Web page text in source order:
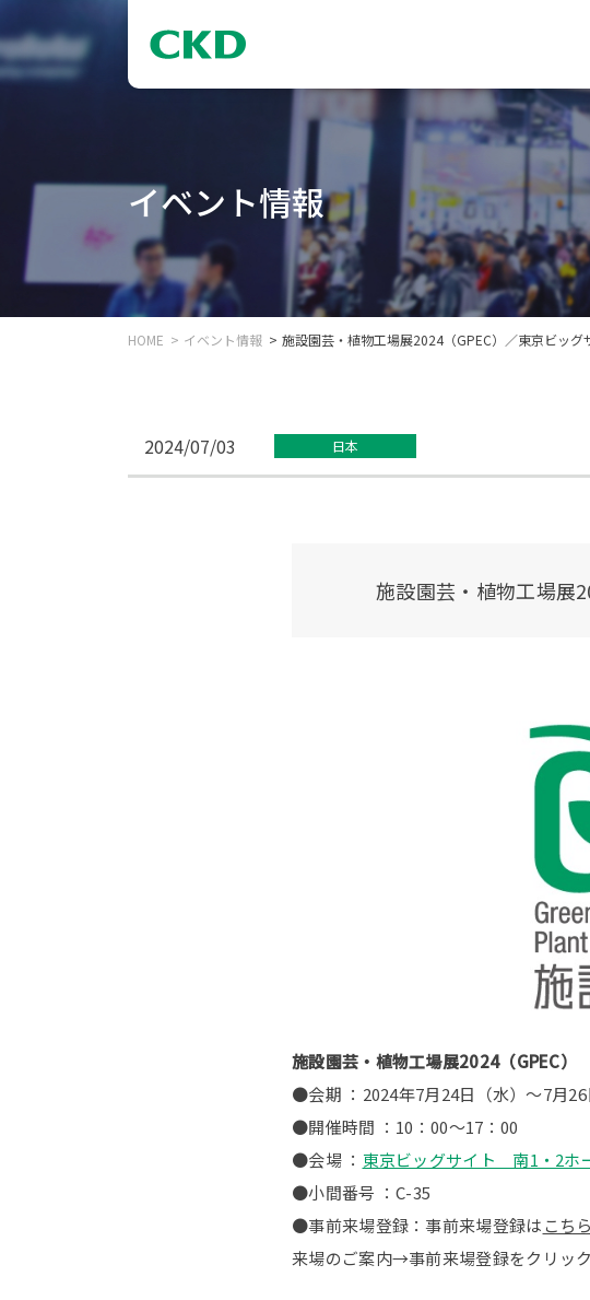
イベント情報
HOME イベント情報 施設園芸・植物工場展2024（GPEC）／東京ビッグ
2024/07/03 日本
施設園芸・植物工場展
施設園芸・植物工場展2024（GPEC）
●会期 ：2024年7月24日（水）～7月26
●開催時間 ：10：00～17：00
●会場 ： 東京ビッグサイト 南1・2ホ
●小間番号 ：C-35
●事前来場登録：事前来場登録は こちら
来場のご案内→事前来場登録をクリック